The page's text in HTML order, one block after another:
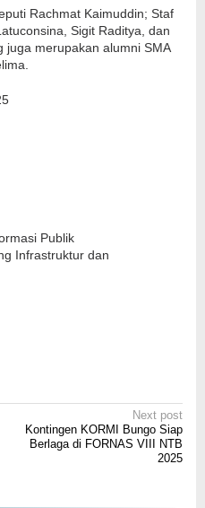
Rachmat Kaimuddin; Staf
Sigit Raditya, dan
juga merupakan alumni SMA
Publik
Infrastruktur dan
Next post
Kontingen KORMI Bungo Siap
Berlaga di FORNAS VIII NTB
2025